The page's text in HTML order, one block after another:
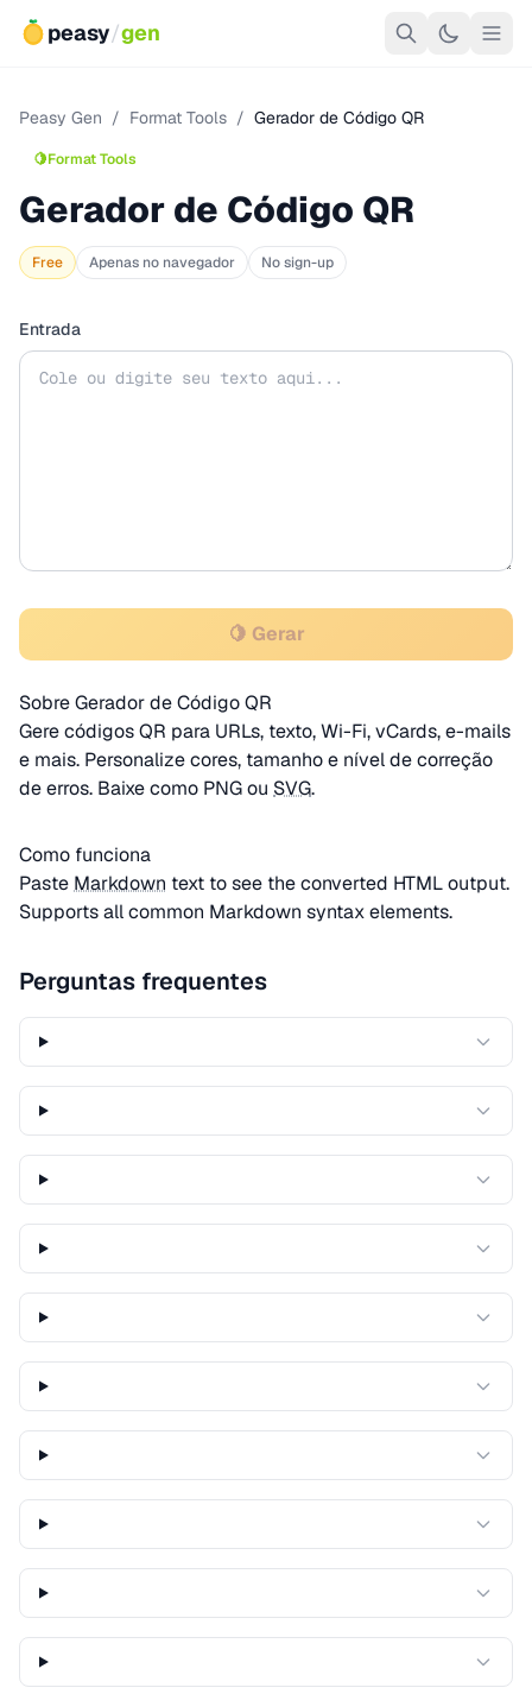
peasy/gen
Peasy Gen / Format Tools / Gerador de Código QR
🍋Format Tools
Gerador de Código QR
Free Apenas no navegador No sign-up
Entrada
🍋 Gerar
Sobre Gerador de Código QR
Gere códigos QR para URLs, texto, Wi-Fi, vCards, e-mails
e mais. Personalize cores, tamanho e nível de correção
de erros. Baixe como PNG ou SVG.
Como funciona
Paste Markdown text to see the converted HTML output.
Supports all common Markdown syntax elements.
Perguntas frequentes